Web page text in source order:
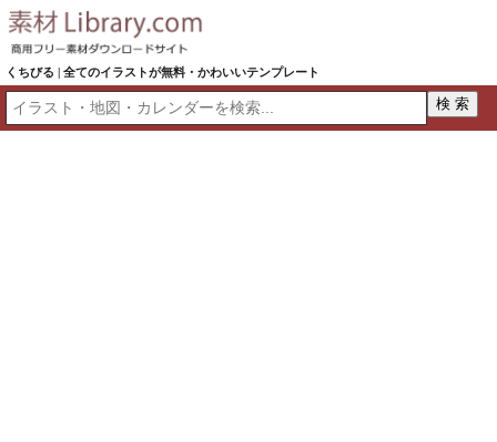
くちびる | 全てのイラストが無料・かわいいテンプレート